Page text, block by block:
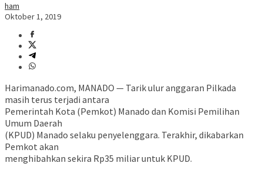
ham
Oktober 1, 2019
Harimanado.com, MANADO — Tarik ulur anggaran Pilkada
masih terus terjadi antara
Pemerintah Kota (Pemkot) Manado dan Komisi Pemilihan
Umum Daerah
(KPUD) Manado selaku penyelenggara. Terakhir, dikabarkan
Pemkot akan
menghibahkan sekira Rp35 miliar untuk KPUD.